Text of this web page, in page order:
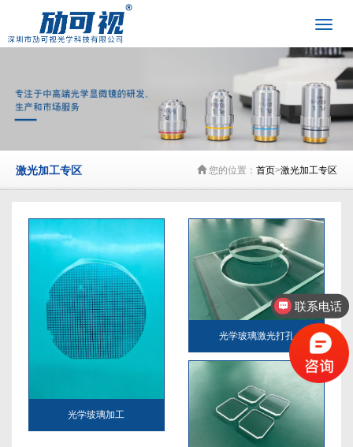
激光加工专区 您的位置： 首页>激光加工专区
光学玻璃加工
光学玻璃激光打孔
联系电话